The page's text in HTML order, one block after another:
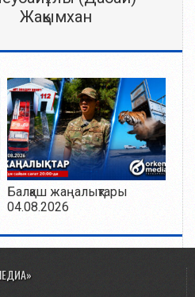
Жақымхан
Балқаш жаңалықтары
04.08.2026